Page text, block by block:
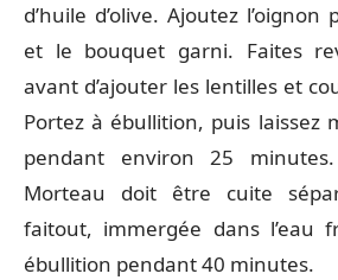
d’huile d’olive. Ajoutez
et le bouquet garni. Faites
avant d’ajouter les lentilles et
Portez à ébullition, puis laissez
pendant environ 25
Morteau doit être cuite
faitout, immergée dans l’eau
ébullition pendant 40 minutes.